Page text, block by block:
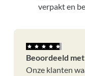
verpakt en
Beoordeeld
Onze klanten